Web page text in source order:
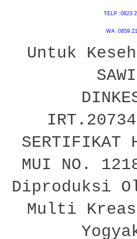
TELP :0823
WA :0859
Untuk
SERTIFIKAT
MUI NO.
Diproduksi
Multi